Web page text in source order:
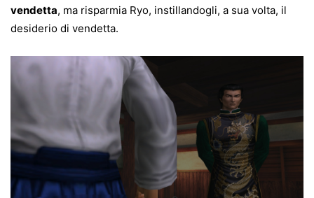
vendetta, ma risparmia Ryo, instillandogli, a sua volta, il
desiderio di vendetta.